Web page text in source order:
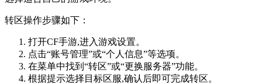
转区操作步骤如下：
打开CF手游,进入游戏设置。
点击“账号管理”或“个人信息”等选项。
在菜单中找到“转区”或“更换服务器”功能。
根据提示选择目标区服,确认后即可完成转区。